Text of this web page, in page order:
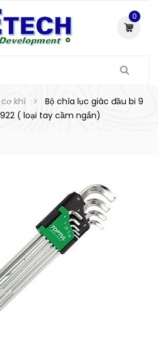
0
khí
Bộ chìa lục giác đầu bi 9
( loại tay cầm ngắn)